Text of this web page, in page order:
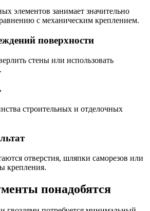
элементов занимает значительно
с механическим креплением.
поверхности
стены или использовать
строительных и отделочных
отверстия, шляпки саморезов или
крепления.
понадобятся